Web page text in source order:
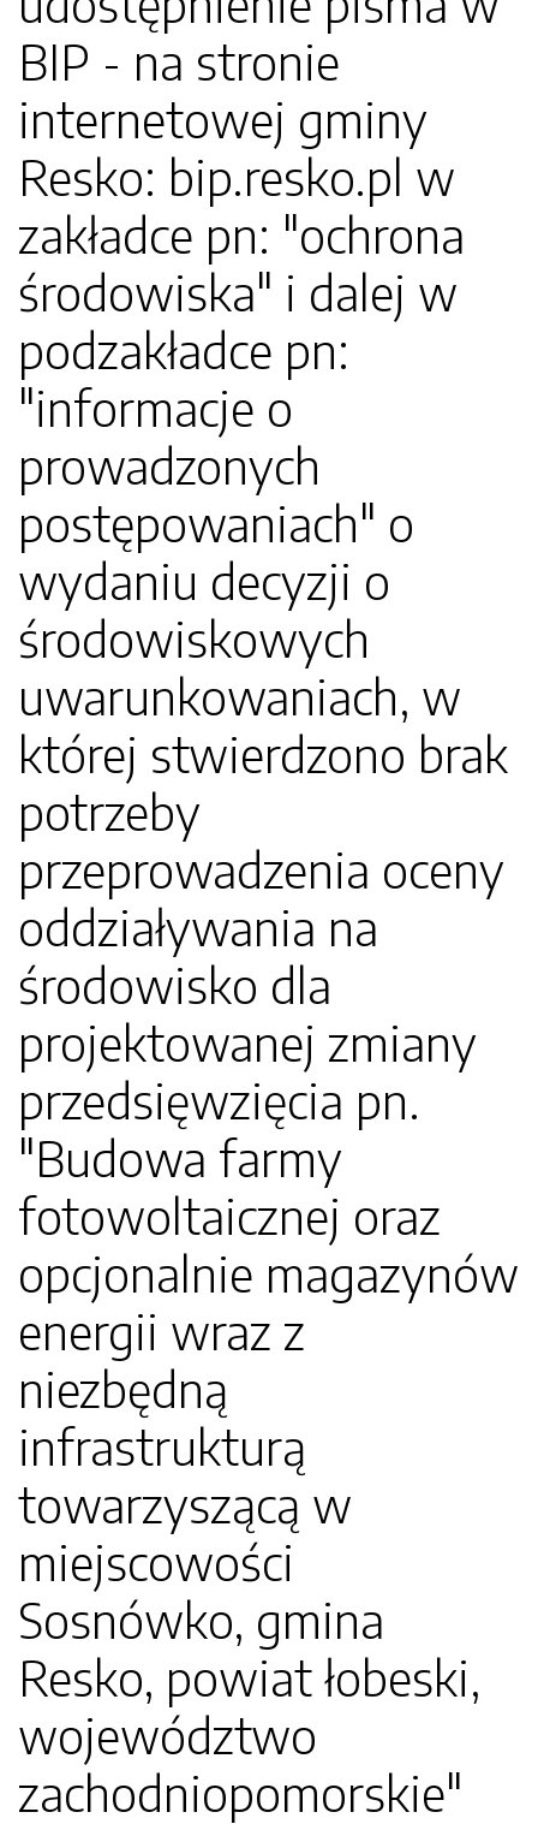
BIP - na stronie
internetowej gminy
Resko: bip.resko.pl w
zakładce pn: "ochrona
środowiska" i dalej w
podzakładce pn:
"informacje o
prowadzonych
postępowaniach" o
wydaniu decyzji o
środowiskowych
uwarunkowaniach, w
której stwierdzono brak
potrzeby
przeprowadzenia oceny
oddziaływania na
środowisko dla
projektowanej zmiany
przedsięwzięcia pn.
"Budowa farmy
fotowoltaicznej oraz
opcjonalnie magazynów
energii wraz z
niezbędną
infrastrukturą
towarzyszącą w
miejscowości
Sosnówko, gmina
Resko, powiat łobeski,
województwo
zachodniopomorskie"